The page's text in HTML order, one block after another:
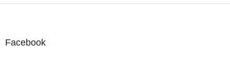
Facebook